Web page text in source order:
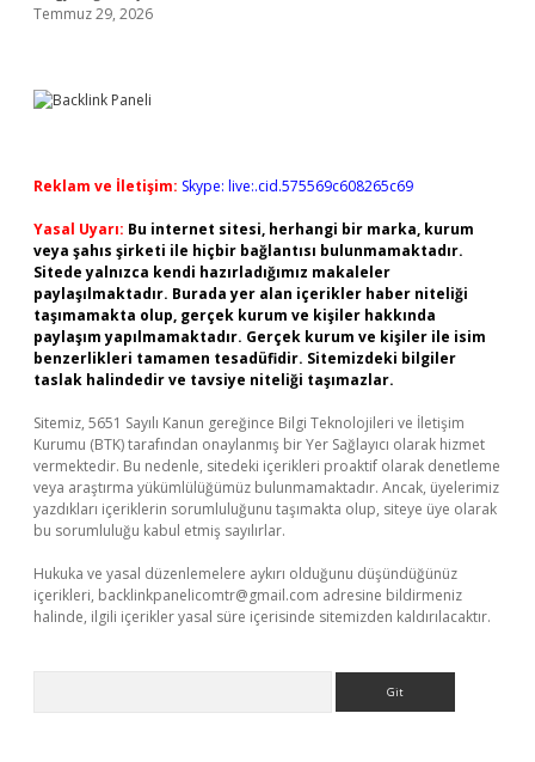
Temmuz 29, 2026
Reklam ve İletişim: Skype: live:.cid.575569c608265c69
Yasal Uyarı: Bu internet sitesi, herhangi bir marka, kurum
veya şahıs şirketi ile hiçbir bağlantısı bulunmamaktadır.
Sitede yalnızca kendi hazırladığımız makaleler
paylaşılmaktadır. Burada yer alan içerikler haber niteliği
taşımamakta olup, gerçek kurum ve kişiler hakkında
paylaşım yapılmamaktadır. Gerçek kurum ve kişiler ile isim
benzerlikleri tamamen tesadüfidir. Sitemizdeki bilgiler
taslak halindedir ve tavsiye niteliği taşımazlar.
Sitemiz, 5651 Sayılı Kanun gereğince Bilgi Teknolojileri ve İletişim
Kurumu (BTK) tarafından onaylanmış bir Yer Sağlayıcı olarak hizmet
vermektedir. Bu nedenle, sitedeki içerikleri proaktif olarak denetleme
veya araştırma yükümlülüğümüz bulunmamaktadır. Ancak, üyelerimiz
yazdıkları içeriklerin sorumluluğunu taşımakta olup, siteye üye olarak
bu sorumluluğu kabul etmiş sayılırlar.
Hukuka ve yasal düzenlemelere aykırı olduğunu düşündüğünüz
içerikleri, backlinkpanelicomtr@gmail.com adresine bildirmeniz
halinde, ilgili içerikler yasal süre içerisinde sitemizden kaldırılacaktır.